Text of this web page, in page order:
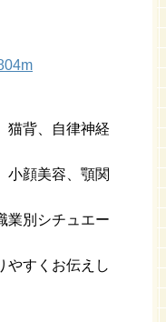
猫背、自律神経
小顔美容、顎関
業別シチュエー
やすくお伝えし